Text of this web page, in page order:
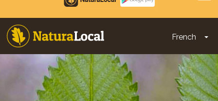
Play
French
Main
navigation